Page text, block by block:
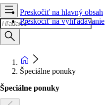
Preskočiť na hlavný obsah
Preskočiť na vyhľadávanie
Špeciálne ponuky
Špeciálne ponuky